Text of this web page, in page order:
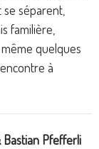
séparent,
familière,
quelques
à
Pfefferli